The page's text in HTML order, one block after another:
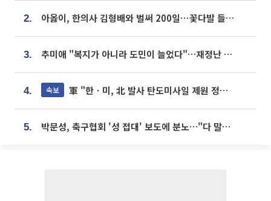
2. 아옳이, 한의사 김형배와 벌써 200일⋯꽃다발 들고 "프러포즈 아냐"
3. 추미애 "복지가 아니라 도민이 늘었다"…재정난 책임론 정면돌파
4. 속보 軍 "한ㆍ미, 北 발사 탄도미사일 제원 정밀분석 중"
5. 박문성, 축구협회 '성 접대' 보도에 분노…"다 말아먹으려고 작정했나"